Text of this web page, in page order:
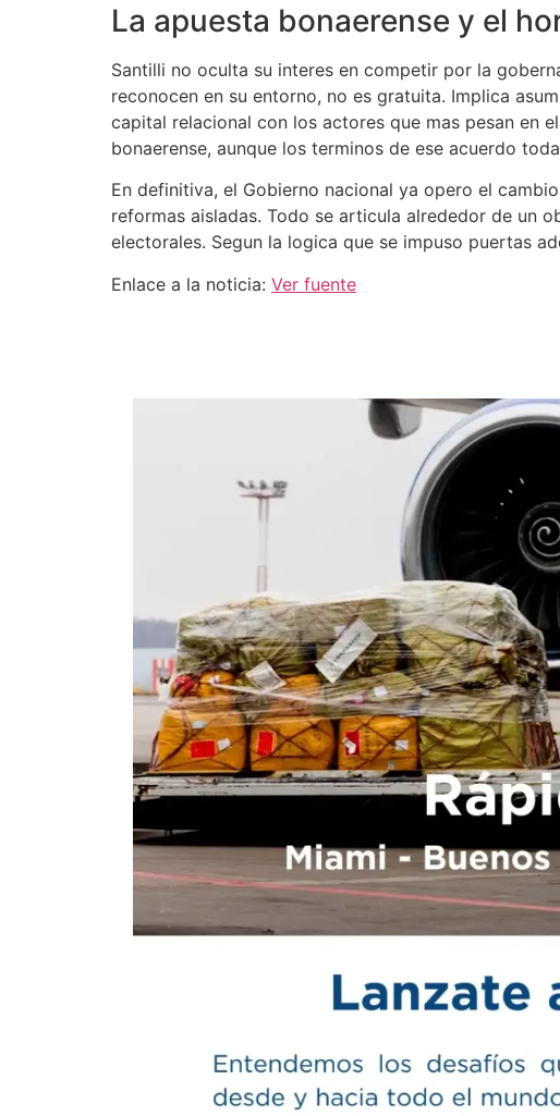
La apuesta bonaerense y el
Santilli no oculta su interes en competir por la
reconocen en su entorno, no es gratuita. Implica
capital relacional con los actores que mas pesan en
bonaerense, aunque los terminos de ese acuerdo
En definitiva, el Gobierno nacional ya opero el
reformas aisladas. Todo se articula alrededor de un
electorales. Segun la logica que se impuso puertas
Enlace a la noticia: Ver fuente